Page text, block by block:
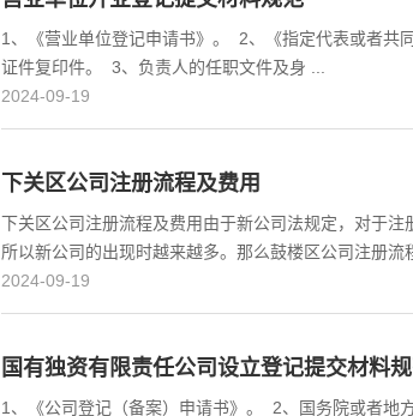
1、《营业单位登记申请书》。 2、《指定代表或者共
证件复印件。 3、负责人的任职文件及身 ...
2024-09-19
下关区公司注册流程及费用
下关区公司注册流程及费用由于新公司法规定，对于注
所以新公司的出现时越来越多。那么鼓楼区公司注册流
2024-09-19
国有独资有限责任公司设立登记提交材料
1、《公司登记（备案）申请书》。 2、国务院或者地